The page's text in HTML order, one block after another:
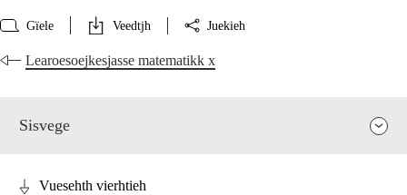
Gïele Veedtjh Juekieh
Learoesoejkesjasse matematikk x
Sisvege
Vuesehth vierhtieh